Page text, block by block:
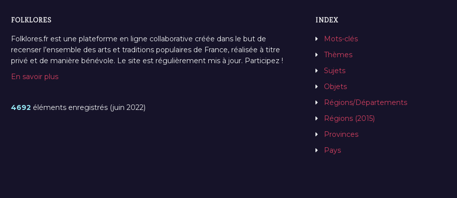
FOLKLORES
Folklores.fr est une plateforme en ligne collaborative créée dans le but de
recenser l’ensemble des arts et traditions populaires de France, réalisée à titre
privé et de manière bénévole. Le site est régulièrement mis à jour. Participez !
En savoir plus
4692 éléments enregistrés (juin 2022)
INDEX
Mots-clés
Thèmes
Sujets
Objets
Régions/Départements
Régions (2015)
Provinces
Pays